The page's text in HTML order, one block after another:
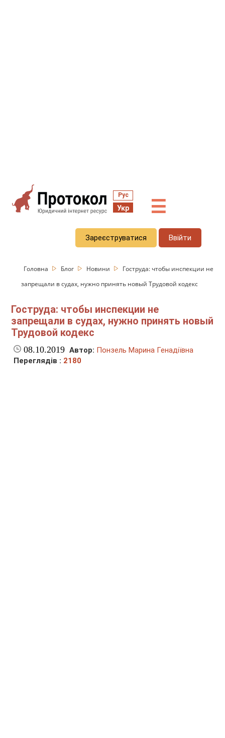
Рус
Укр ☰
Зареєструватися Ввійти
Головна Блог Новини
Гоструда: чтобы инспекции не
запрещали в судах, нужно принять новый Трудовой кодекс
Гоструда: чтобы инспекции не
запрещали в судах, нужно принять новый
Трудовой кодекс
08.10.2019 Автор: Понзель Марина Генадіївна
Переглядів : 2180